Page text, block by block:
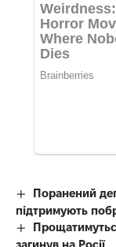
Поранений
підтримують
загинув на Росії